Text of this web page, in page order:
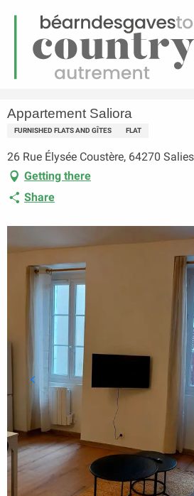
Menu
Homepage Appartement Saliora
Appartement Saliora
FURNISHED FLATS AND GÎTES FLAT
26 Rue Élysée Coustère, 64270
Getting there
Share